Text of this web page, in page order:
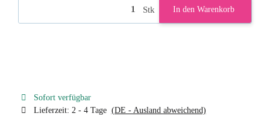
Stk In den Warenkorb
Sofort verfügbar
Lieferzeit: 2 - 4 Tage (DE - Ausland abweichend)